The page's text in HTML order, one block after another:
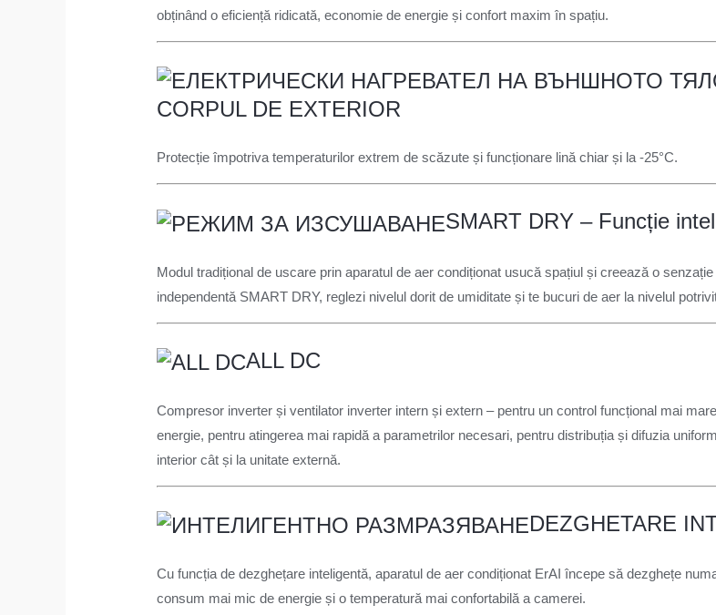
obținând o eficiență ridicată, economie de energie și confort maxim în spațiu.
CORPUL DE EXTERIOR
Protecție împotriva temperaturilor extrem de scăzute și funcționare lină chiar și la -25°C.
SMART DRY – Funcție
Modul tradițional de uscare prin aparatul de aer condiționat usucă spațiul și creează o
independentă SMART DRY, reglezi nivelul dorit de umiditate și te bucuri de aer la nivelul
ALL DC
Compresor inverter și ventilator inverter intern și extern – pentru un control funcțional mai
energie, pentru atingerea mai rapidă a parametrilor necesari, pentru distribuția și difuzia
interior cât și la unitate externă.
DEZGHETARE
Cu funcția de dezghețare inteligentă, aparatul de aer condiționat ErAI începe să dezghețe
consum mai mic de energie și o temperatură mai confortabilă a camerei.